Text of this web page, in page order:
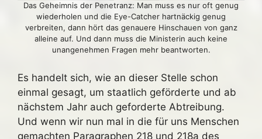
Das Geheimnis der Penetranz: Man muss es nur oft genug
wiederholen und die Eye-Catcher hartnäckig genug
verbreiten, dann hört das genauere Hinschauen von ganz
alleine auf. Und dann muss die Ministerin auch keine
unangenehmen Fragen mehr beantworten.
Es handelt sich, wie an dieser Stelle schon
einmal gesagt, um staatlich geförderte und ab
nächstem Jahr auch geforderte Abtreibung.
Und wenn wir nun mal in die für uns Menschen
gemachten Paragraphen 218 und 218a des